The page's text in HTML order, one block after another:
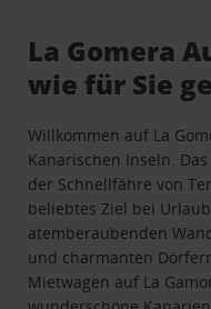
La Gomera
wie für Sie
Willkommen auf La
Kanarischen Inseln.
der Schnellfähre von
beliebtes Ziel bei
atemberaubenden
und charmanten
Mietwagen auf La